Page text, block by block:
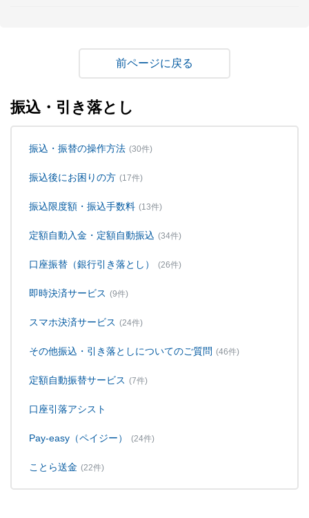
戻る
振込・引き落とし
振込・振替の操作方法 (30件)
振込後にお困りの方 (17件)
振込限度額・振込手数料 (13件)
定額自動入金・定額自動振込 (34件)
口座振替（銀行引き落とし） (26件)
即時決済サービス (9件)
スマホ決済サービス (24件)
その他振込・引き落としについてのご質問 (46件)
定額自動振替サービス (7件)
口座引落アシスト
Pay-easy（ペイジー） (24件)
ことら送金 (22件)